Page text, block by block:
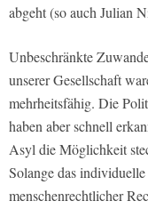
abgeht (so auch Julian
Unbeschränkte
unserer Gesellschaft
mehrheitsfähig. Die
haben aber schnell
Asyl die Möglichkeit
Solange das
menschenrechtlicher